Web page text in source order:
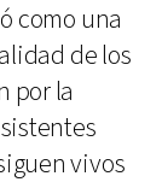
como una
de los
por la
vivos